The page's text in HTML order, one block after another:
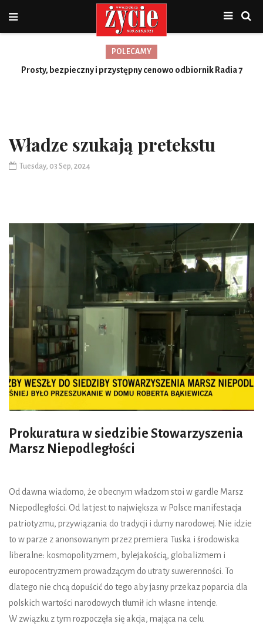
POLECAMY
Prosty, bezpieczny i przystępny cenowo odbiornik Radia 7
Władze szukają pretekstu
Tuesday, 03 Sep, 2024
Prokuratura w siedzibie Stowarzyszenia
Marsz Niepodległości
Od dawna wiadomo, że obecnym władzom stoi w gardle Marsz
Niepodległości. Od lat jest to największa w Polsce manifestacja
patriotyzmu, przywiązania do tradycji i dumy narodowej. Nie idzie
to w parze z anonsowanym przez premiera Tuska i środowiska
liberalne: kosmopolityzmem, bylejakością, globalizmem i
europocentryzmem prowadzącym do utraty suwerenności. To
dlatego nie chcą dopuścić do tego aby jasny przekaz poparcia dla
polskich wartości narodowych tłumił ich własne intencje.
W związku z tym rozpoczęła się akcja, mająca na celu